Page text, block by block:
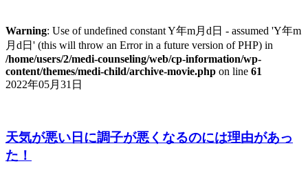
Warning: Use of undefined constant Y年m月d日 - assumed 'Y年m
月d日' (this will throw an Error in a future version of PHP) in
/home/users/2/medi-counseling/web/cp-information/wp-
content/themes/medi-child/archive-movie.php on line 61
2022年05月31日
天気が悪い日に調子が悪くなるのには理由があっ
た！